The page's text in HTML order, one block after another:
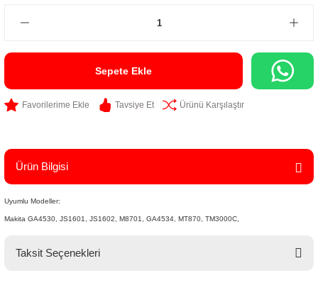
Sepete Ekle
Tavsiye Et Ürünü Karşılaştır
Ürün Bilgisi
Uyumlu Modeller:
Makita GA4530, JS1601, JS1602, M8701, GA4534, MT870, TM3000C,
Taksit Seçenekleri